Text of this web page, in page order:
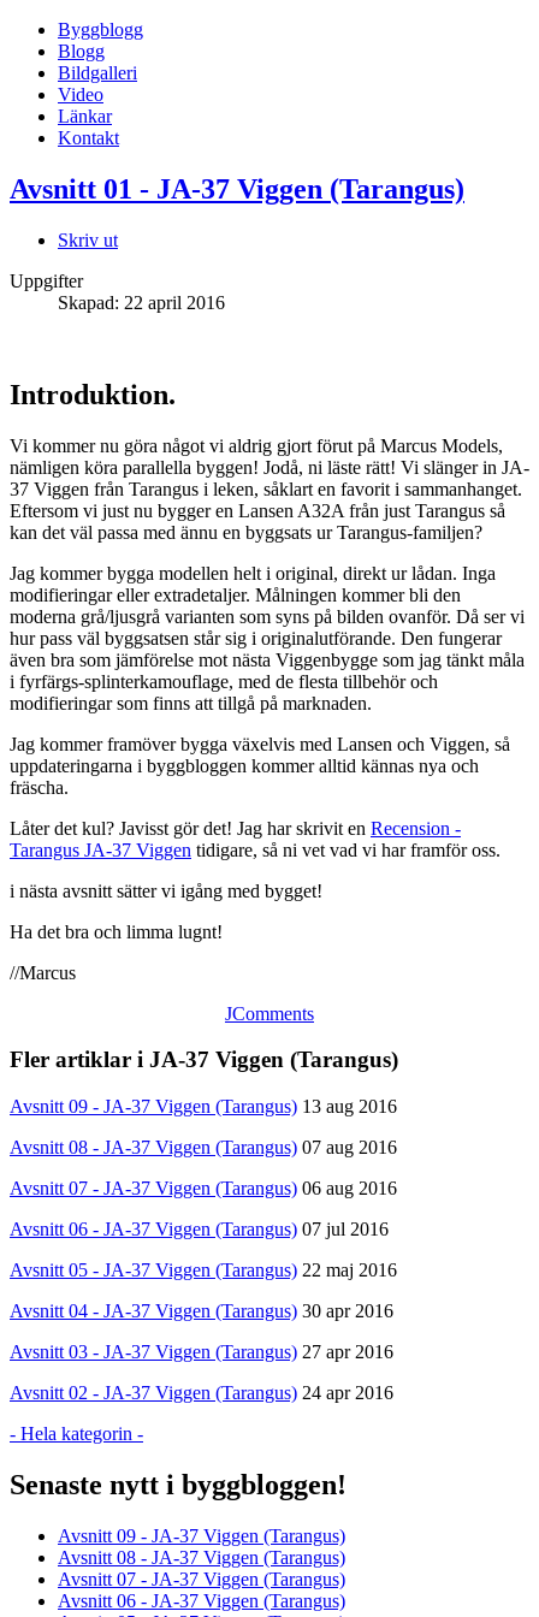
Byggblogg
Blogg
Bildgalleri
Video
Länkar
Kontakt
Avsnitt 01 - JA-37 Viggen (Tarangus)
Skriv ut
Uppgifter
Skapad: 22 april 2016
Introduktion.
Vi kommer nu göra något vi aldrig gjort förut på Marcus Models,
nämligen köra parallella byggen! Jodå, ni läste rätt! Vi slänger in JA-
37 Viggen från Tarangus i leken, såklart en favorit i sammanhanget.
Eftersom vi just nu bygger en Lansen A32A från just Tarangus så
kan det väl passa med ännu en byggsats ur Tarangus-familjen?
Jag kommer bygga modellen helt i original, direkt ur lådan. Inga
modifieringar eller extradetaljer. Målningen kommer bli den
moderna grå/ljusgrå varianten som syns på bilden ovanför. Då ser vi
hur pass väl byggsatsen står sig i originalutförande. Den fungerar
även bra som jämförelse mot nästa Viggenbygge som jag tänkt måla
i fyrfärgs-splinterkamouflage, med de flesta tillbehör och
modifieringar som finns att tillgå på marknaden.
Jag kommer framöver bygga växelvis med Lansen och Viggen, så
uppdateringarna i byggbloggen kommer alltid kännas nya och
fräscha.
Låter det kul? Javisst gör det! Jag har skrivit en Recension -
Tarangus JA-37 Viggen tidigare, så ni vet vad vi har framför oss.
i nästa avsnitt sätter vi igång med bygget!
Ha det bra och limma lugnt!
//Marcus
JComments
Fler artiklar i JA-37 Viggen (Tarangus)
Avsnitt 09 - JA-37 Viggen (Tarangus) 13 aug 2016
Avsnitt 08 - JA-37 Viggen (Tarangus) 07 aug 2016
Avsnitt 07 - JA-37 Viggen (Tarangus) 06 aug 2016
Avsnitt 06 - JA-37 Viggen (Tarangus) 07 jul 2016
Avsnitt 05 - JA-37 Viggen (Tarangus) 22 maj 2016
Avsnitt 04 - JA-37 Viggen (Tarangus) 30 apr 2016
Avsnitt 03 - JA-37 Viggen (Tarangus) 27 apr 2016
Avsnitt 02 - JA-37 Viggen (Tarangus) 24 apr 2016
- Hela kategorin -
Senaste nytt i byggbloggen!
Avsnitt 09 - JA-37 Viggen (Tarangus)
Avsnitt 08 - JA-37 Viggen (Tarangus)
Avsnitt 07 - JA-37 Viggen (Tarangus)
Avsnitt 06 - JA-37 Viggen (Tarangus)